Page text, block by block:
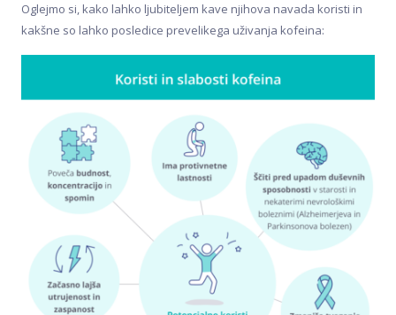
Oglejmo si, kako lahko ljubiteljem kave njihova navada koristi in
kakšne so lahko posledice prevelikega uživanja kofeina: